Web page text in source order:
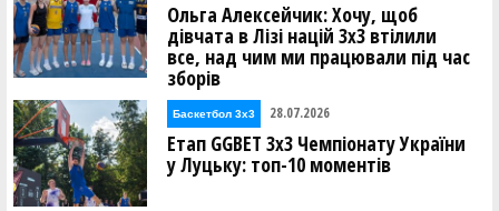
Ольга Алексейчик: Хочу, щоб
дівчата в Лізі націй 3х3 втілили
все, над чим ми працювали під час
зборів
Баскетбол 3х3 28.07.2026
Етап GGBET 3x3 Чемпіонату України
у Луцьку: топ-10 моментів